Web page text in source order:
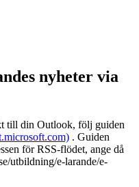
nyheter via
till din Outlook, följ guiden
. Guiden
för RSS-flödet, ange då
utbildning/e-larande/e-